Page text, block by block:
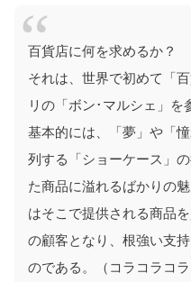
百貨店に何を求めるか？
それは、世界で初めて「
リの「ボン･マルシェ」を
基本的には、「夢」や「
列する「ショーケース」
た商品に溢れるばかりの
はそこで提供される商品
の顧客となり、根強い支
のである。（コラコラコラ